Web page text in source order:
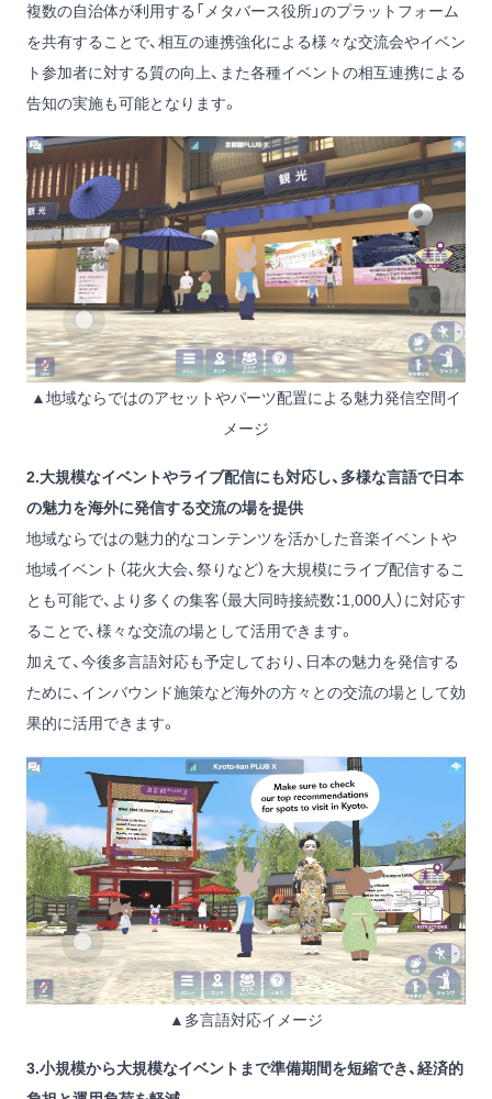
複数の自治体が利用する「メタバース役所」のプラットフォーム
を共有することで、相互の連携強化による様々な交流会やイベン
ト参加者に対する質の向上、また各種イベントの相互連携による
告知の実施も可能となります。
▲地域ならではのアセットやパーツ配置による魅力発信空間イ
メージ
2.大規模なイベントやライブ配信にも対応し、多様な言語で日本
の魅力を海外に発信する交流の場を提供
地域ならではの魅力的なコンテンツを活かした音楽イベントや
地域イベント（花火大会、祭りなど）を大規模にライブ配信するこ
とも可能で、より多くの集客（最大同時接続数：1,000人）に対応す
ることで、様々な交流の場として活用できます。
加えて、今後多言語対応も予定しており、日本の魅力を発信する
ために、インバウンド施策など海外の方々との交流の場として効
果的に活用できます。
▲多言語対応イメージ
3.小規模から大規模なイベントまで準備期間を短縮でき、経済的